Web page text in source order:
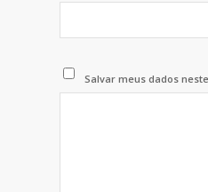
Salvar meus dados